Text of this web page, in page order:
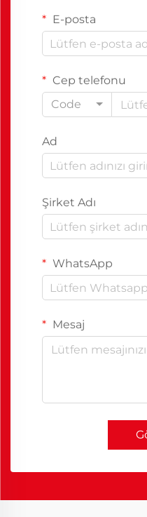
E-posta
Cep telefonu
Code
Ad
Şirket Adı
WhatsApp
Mesaj